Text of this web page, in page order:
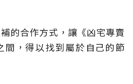
的合作方式，讓《凶宅專賣
間，得以找到屬於自己的節